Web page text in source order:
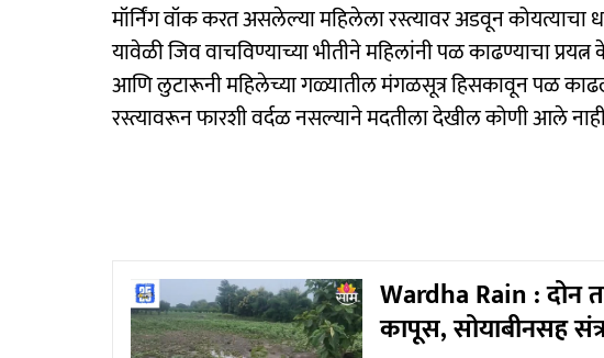
मॉर्निंग वॉक करत असलेल्या महिलेला रस्त्यावर अडवून
यावेळी जिव वाचविण्याच्या भीतीने महिलांनी पळ काढण्याचा
आणि लुटारूनी महिलेच्या गळ्यातील मंगळसूत्र हिसकावून पळ
रस्त्यावरून फारशी वर्दळ नसल्याने मदतीला देखील कोणी आले
Wardha Rain : दोन
कापूस, सोयाबीनसह